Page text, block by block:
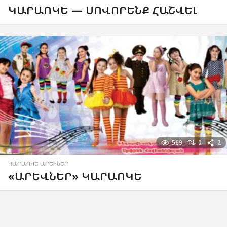
ԿԱՐԱՈԿԵ — ՍՈՎՈՐԵՆՔ ՀԱՇՎԵԼ
569 0 2
ԿԱՐԱՈԿԵ ԱՐԵՒՆԵՐ
«ԱՐԵՎՆԵՐ» ԿԱՐԱՈԿԵ